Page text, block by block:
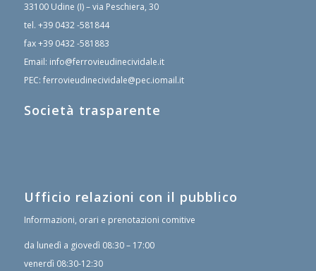
33100 Udine (I) – via Peschiera, 30
tel. +39 0432 -581844
fax+39 0432 -581883
Email: info@ferrovieudinecividale.it
PEC: ferrovieudinecividale@pec.iomail.it
Società trasparente
Ufficio relazioni con il pubblico
Informazioni, orari e prenotazioni comitive
da lunedì a giovedì 08:30 – 17:00
venerdì 08:30-12:30